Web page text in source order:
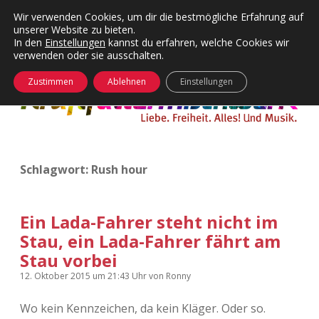
Kategorien
Menü
24 Hours Chilling
Die Wende
KFMW-Disco
Kopfkinomusik
Nur mal so
Täglicher Sinnwahn
KFMW-Disco
Dates
Contact
Menü
öffnen
Adventskalender 2010
Adventskalender 2011
Adventskalender 2012
facebookinstagram
rss soundcloud
vimeoBluesky
öffnen
Schlagwort: Rush hour
Ein Lada-Fahrer steht nicht im
Stau, ein Lada-Fahrer fährt am
Stau vorbei
12. Oktober 2015 um 21:43 Uhrvon Ronny
Wo kein Kennzeichen, da kein Kläger. Oder so.
Wir verwenden Cookies, um dir die bestmögliche Erfahrung auf
unserer Website zu bieten.
In den Einstellungen kannst du erfahren, welche Cookies wir
verwenden oder sie ausschalten.
Zustimmen Ablehnen Einstellungen